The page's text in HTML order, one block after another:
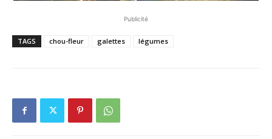
Publicité
TAGS chou-fleur galettes légumes